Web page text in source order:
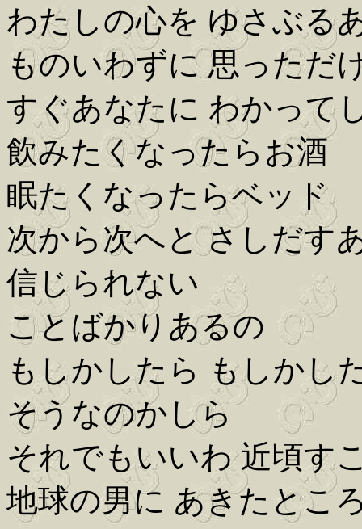
わたしの心を ゆさぶる
ものいわずに 思っただ
すぐあなたに わかって
飲みたくなったらお酒
眠たくなったらベッド
次から次へと さしだす
信じられない
ことばかりあるの
もしかしたら もしかし
そうなのかしら
それでもいいわ 近頃す
地球の男に あきたとこ